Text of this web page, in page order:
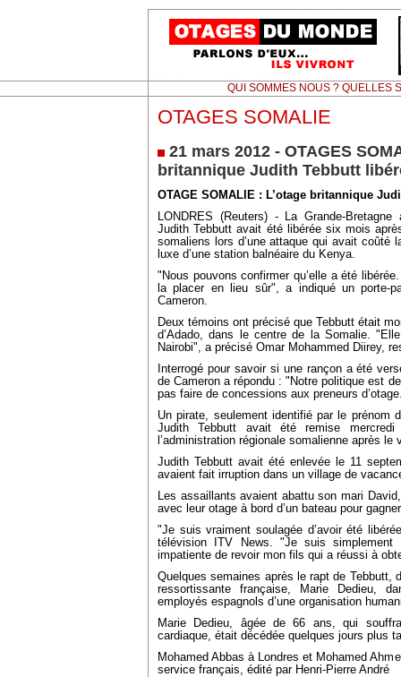
QUI SOMMES NOUS ? QUELLES
OTAGES SOMALIE
21 mars 2012 - OTAGES
britannique Judith Tebbutt
OTAGE SOMALIE : L’otage britannique
LONDRES (Reuters) - La Grande-
Judith Tebbutt avait été libérée six mois
somaliens lors d’une attaque qui avait coûté
luxe d’une station balnéaire du Kenya.
"Nous pouvons confirmer qu’elle a été
la placer en lieu sûr", a indiqué un porte-
Cameron.
Deux témoins ont précisé que Tebbutt était
d’Adado, dans le centre de la Somalie.
Nairobi", a précisé Omar Mohammed Diirey,
Interrogé pour savoir si une rançon a été
de Cameron a répondu : "Notre politique est
pas faire de concessions aux preneurs
Un pirate, seulement identifié par le prénom
Judith Tebbutt avait été remise
l’administration régionale somalienne après le
Judith Tebbutt avait été enlevée le 11
avaient fait irruption dans un village de
Les assaillants avaient abattu son mari
avec leur otage à bord d’un bateau pour
"Je suis vraiment soulagée d’avoir été
télévision ITV News. "Je suis simplement
impatiente de revoir mon fils qui a réussi à
Quelques semaines après le rapt de Tebbutt,
ressortissante française, Marie Dedieu,
employés espagnols d’une organisation
Marie Dedieu, âgée de 66 ans, qui
cardiaque, était décédée quelques jours plus
Mohamed Abbas à Londres et Mohamed
service français, édité par Henri-Pierre André